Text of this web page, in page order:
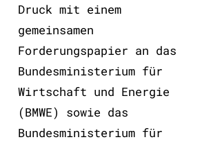
Druck mit einem
gemeinsamen
Forderungspapier an das
Bundesministerium für
Wirtschaft und Energie
(BMWE) sowie das
Bundesministerium für